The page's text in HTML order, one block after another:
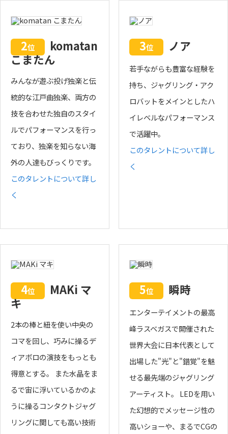
2位
komatan
こまたん
みんなが遊ぶ投げ独楽と伝
統的な江戸曲独楽、両方の
技を合わせた独自のスタイ
ルでパフォーマンスを行っ
ており、独楽を知らない海
外の人達もびっくりです。
このタレントについて詳し
く
3位 ノア
若手ながらも豊富な経験を
持ち、ジャグリング・アク
ロバットをメインとしたハ
イレベルなパフォーマンス
で活躍中。
このタレントについて詳し
く
4位
MAKi マ
キ
2本の棒と紐を使い中央の
コマを回し、巧みに操るデ
ィアボロの演技をもっとも
得意とする。 また水晶をま
るで宙に浮いているかのよ
うに操るコンタクトジャグ
リングに関しても高い技術
5位 瞬時
エンターテイメントの最高
峰ラスベガスで開催された
世界大会に日本代表として
出場した"光"と"錯覚"を魅
せる最先端のジャグリング
アーティスト。 LEDを用い
た幻想的でメッセージ性の
高いショーや、まるでCGの